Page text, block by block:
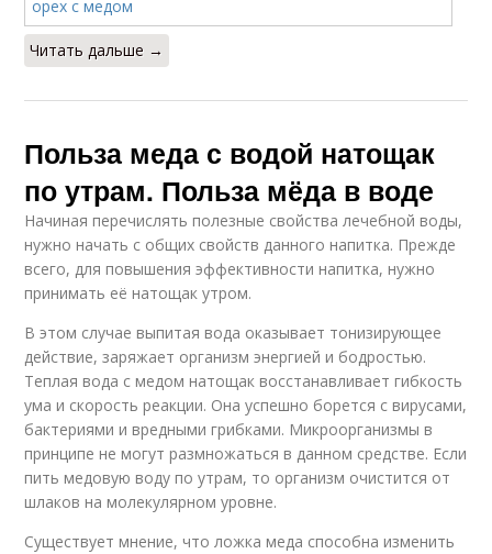
Читать дальше →
Польза меда с водой натощак
по утрам. Польза мёда в воде
Начиная перечислять полезные свойства лечебной воды,
нужно начать с общих свойств данного напитка. Прежде
всего, для повышения эффективности напитка, нужно
принимать её натощак утром.
В этом случае выпитая вода оказывает тонизирующее
действие, заряжает организм энергией и бодростью.
Теплая вода с медом натощак восстанавливает гибкость
ума и скорость реакции. Она успешно борется с вирусами,
бактериями и вредными грибками. Микроорганизмы в
принципе не могут размножаться в данном средстве. Если
пить медовую воду по утрам, то организм очистится от
шлаков на молекулярном уровне.
Существует мнение, что ложка меда способна изменить